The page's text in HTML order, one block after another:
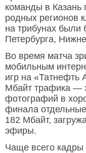
команды в Казань
родных регионов
на трибунах были
Петербурга,
Во время матча
мобильным
игр на «Татнефть
Мбайт трафика —
фотографий в
финала
182 Мбайт,
эфиры.
Чаще всего кадры